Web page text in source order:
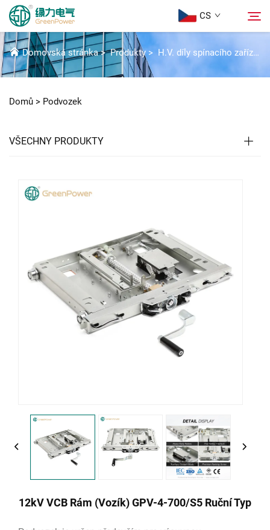
CS
Produkty
Informace o nás
Řešení
Kontaktujte nás
PODVOZEK
Domovská stránka>Produkty > H.V. díly spínacího zařízení
Domů > Podvozek
VŠECHNY PRODUKTY
12kV VCB Rám (Vozík) GPV-4-700/S5 Ruční Typ